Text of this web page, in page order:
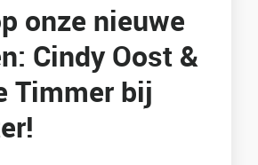
onze nieuwe
Cindy Oost &
Timmer bij